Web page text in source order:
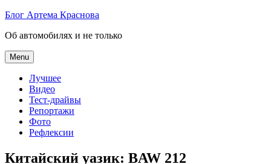
Skip
content
Блог Артема Краснова
Об автомобилях и не только
Menu
Лучшее
Видео
Тест-драйвы
Репортажи
Фото
Рефлексии
Китайский уазик: BAW 212